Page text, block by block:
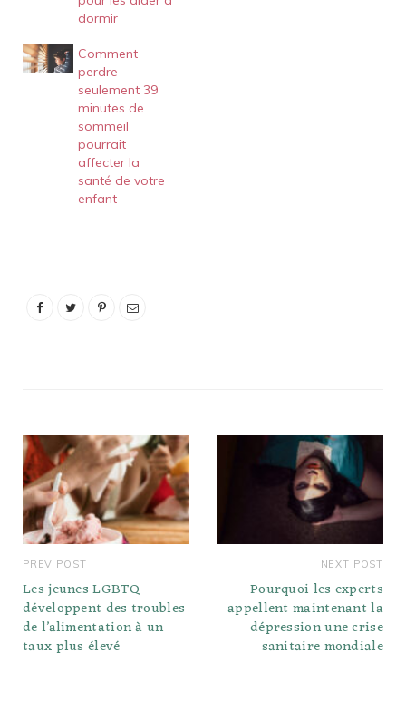
dormir
Comment
perdre
seulement 39
minutes de
sommeil
pourrait
affecter la
santé de votre
enfant
PREV POST
Les jeunes LGBTQ
développent des troubles
de l’alimentation à un
taux plus élevé
NEXT POST
Pourquoi les experts
appellent maintenant la
dépression une crise
sanitaire mondiale